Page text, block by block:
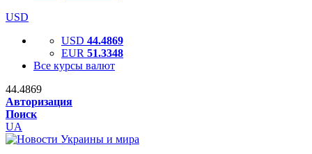
USD
USD 44.4869
EUR 51.3348
Все курсы валют
44.4869
Авторизация
Поиск
UA